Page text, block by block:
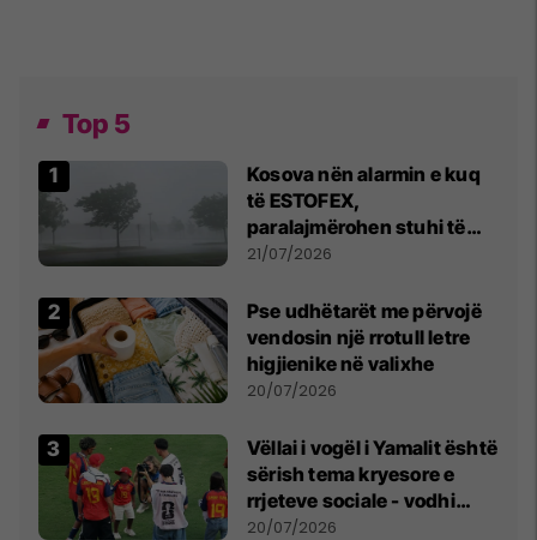
Top 5
Kosova nën alarmin e kuq
të ESTOFEX,
paralajmërohen stuhi të
fuqishme me breshër dhe
21/07/2026
Pse udhëtarët me përvojë
vendosin një rrotull letre
higjienike në valixhe
20/07/2026
Vëllai i vogël i Yamalit është
sërish tema kryesore e
rrjeteve sociale - vodhi
vëmendjen pas finales së
20/07/2026